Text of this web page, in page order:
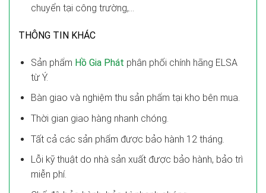
chuyển tại công trường,…
THÔNG TIN KHÁC
Sản phẩm Hồ Gia Phát phân phối chính hãng ELSA
từ Ý.
Bàn giao và nghiệm thu sản phẩm tại kho bên mua.
Thời gian giao hàng nhanh chóng.
Tất cả các sản phẩm được bảo hành 12 tháng.
Lỗi kỹ thuật do nhà sản xuất được bảo hành, bảo trì
miễn phí.